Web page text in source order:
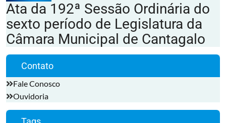
Ata da 192ª Sessão Ordinária do
sexto período de Legislatura da
Câmara Municipal de Cantagalo
Contato
Fale Conosco
Ouvidoria